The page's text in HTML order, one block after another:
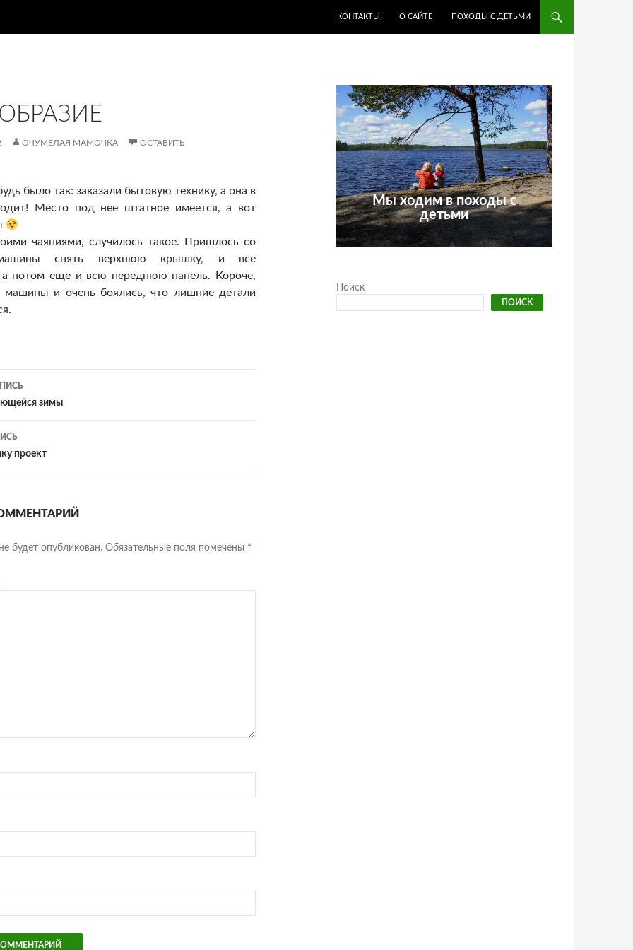
КОНТАКТЫ О САЙТЕ ПОХОДЫ С ДЕТЬМИ
ОЧУМЕЛАЯ МАМОЧКА
ОСТАВИТЬ
было так: заказали бытовую технику, а она в
Место под нее штатное имеется, а вот
чаяниями, случилось такое. Пришлось со
машины снять верхнюю крышку, и все
потом еще и всю переднюю панель. Короче,
машины и очень боялись, что лишние детали
зимы
проект
будет опубликован. Обязательные поля помечены *
Мы ходим в походы с
детьми
Поиск
ПОИСК